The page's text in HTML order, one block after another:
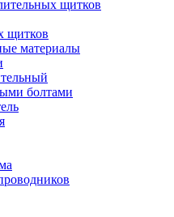
щитков
щитков
материалы
болтами